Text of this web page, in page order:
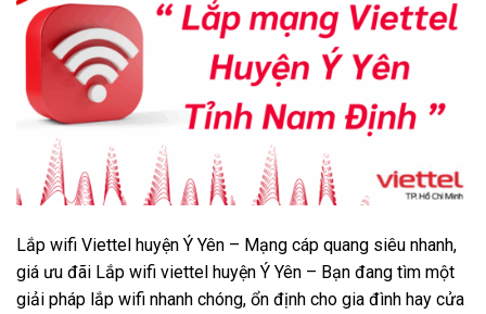
Lắp wifi Viettel huyện Ý Yên – Mạng cáp quang siêu nhanh,
giá ưu đãi Lắp wifi viettel huyện Ý Yên – Bạn đang tìm một
giải pháp lắp wifi nhanh chóng, ổn định cho gia đình hay cửa